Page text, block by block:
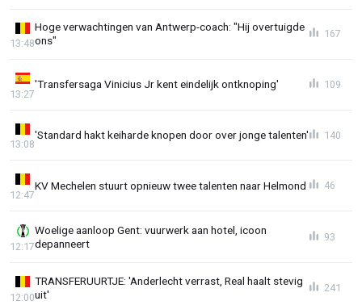
Hoge verwachtingen van Antwerp-coach: "Hij overtuigde
ons"
13:48
167
'Transfersaga Vinicius Jr kent eindelijk ontknoping'
13:27
109
'Standard hakt keiharde knopen door over jonge talenten'
13:08
140
KV Mechelen stuurt opnieuw twee talenten naar Helmond
12:47
46
Woelige aanloop Gent: vuurwerk aan hotel, icoon
depanneert
12:17
93
TRANSFERUURTJE: 'Anderlecht verrast, Real haalt stevig
uit'
12:00
241